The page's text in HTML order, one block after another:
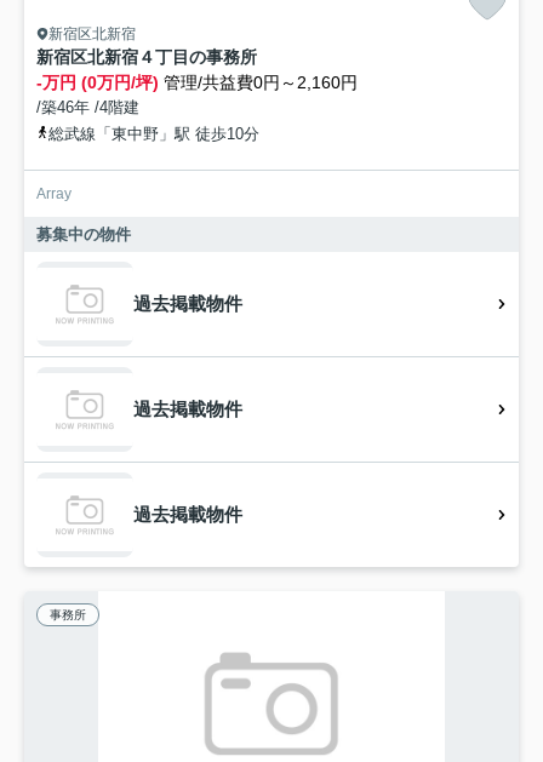
新宿区北新宿
新宿区北新宿４丁目の事務所
-万円 (0万円/坪) 管理/共益費0円～2,160円
/築46年 /4階建
総武線「東中野」駅 徒歩10分
Array
募集中の物件
過去掲載物件
過去掲載物件
過去掲載物件
事務所